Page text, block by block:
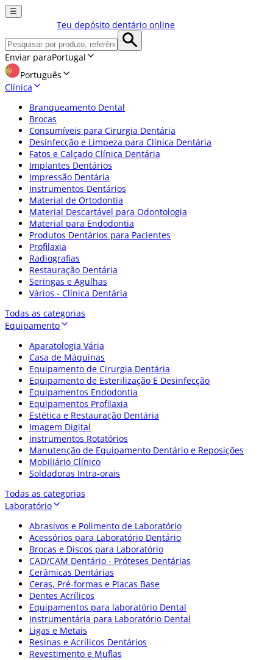
☰
Teu depósito dentário online
Enviar paraPortugal
Português
Clínica
Branqueamento Dental
Brocas
Consumíveis para Cirurgia Dentária
Desinfecção e Limpeza para Clínica Dentária
Fatos e Calçado Clínica Dentária
Implantes Dentários
Impressão Dentária
Instrumentos Dentários
Material de Ortodontia
Material Descartável para Odontologia
Material para Endodontia
Produtos Dentários para Pacientes
Profilaxia
Radiografias
Restauração Dentária
Seringas e Agulhas
Vários - Clínica Dentária
Todas as categorias
Equipamento
Aparatologia Vária
Casa de Máquinas
Equipamento de Cirurgia Dentária
Equipamento de Esterilização E Desinfecção
Equipamentos Endodontia
Equipamentos Profilaxia
Estética e Restauração Dentária
Imagem Digital
Instrumentos Rotatórios
Manutenção de Equipamento Dentário e Reposições
Mobiliário Clínico
Soldadoras Intra-orais
Todas as categorias
Laboratório
Abrasivos e Polimento de Laboratório
Acessórios para Laboratório Dentário
Brocas e Discos para Laboratório
CAD/CAM Dentário - Próteses Dentárias
Cerâmicas Dentárias
Ceras, Pré-formas e Placas Base
Dentes Acrílicos
Equipamentos para laboratório Dental
Instrumentária para Laboratório Dental
Ligas e Metais
Resinas e Acrílicos Dentários
Revestimento e Muflas